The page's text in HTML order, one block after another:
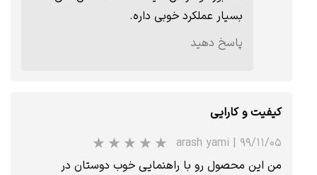
بسیار عملکرد خوبی داره.
پاسخ دهید
کیفیت و کارایی
arash yami | ۹۹/۱۱/۰۵
من این محصول رو با راهنمایی خوب دوستان در